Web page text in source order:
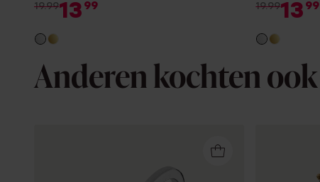
19.9913 99
19.9913 99
Anderen kochten ook